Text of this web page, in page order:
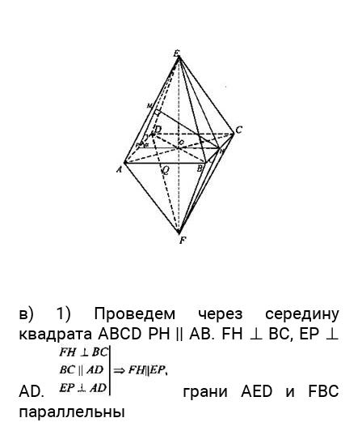
в) 1) Проведем через середину
квадрата ABCD РН || АВ. FH ⊥ BC, EP ⊥
AD.
грани AED и FBC
параллельны